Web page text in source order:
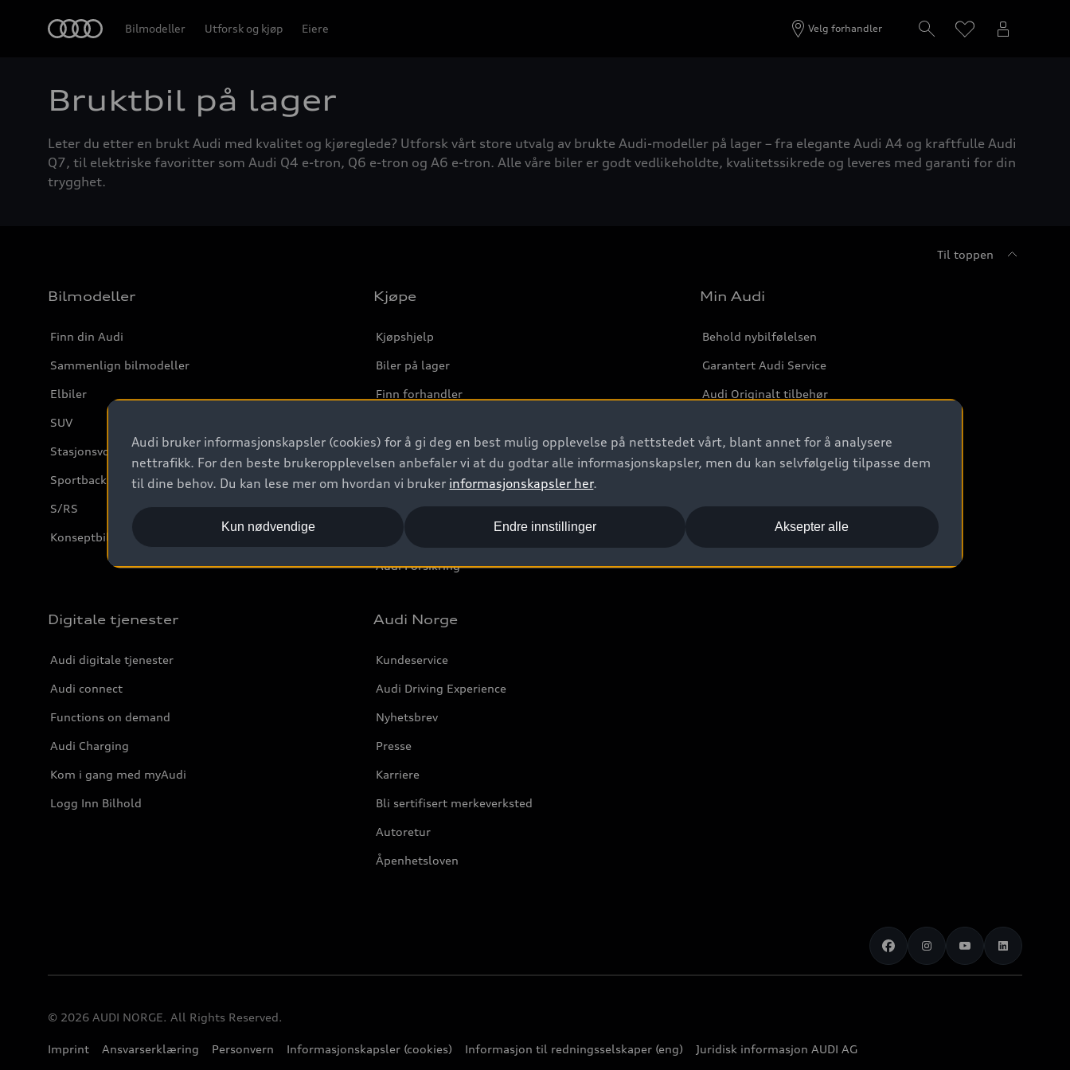
Bilmodeller Utforsk og kjøp Eiere Velg forhandler
Bruktbil på lager
Leter du etter en brukt Audi med kvalitet og kjøreglede? Utforsk vårt store utvalg av brukte Audi-modeller på lager – fra elegante Audi A4 og kraftfulle Audi
Q7, til elektriske favoritter som Audi Q4 e-tron, Q6 e-tron og A6 e-tron. Alle våre biler er godt vedlikeholdte, kvalitetssikrede og leveres med garanti for din
trygghet.
Til toppen
Bilmodeller
Finn din Audi
Sammenlign bilmodeller
Elbiler
SUV
Stasjonsvogn
Sportback
S/RS
Konseptbiler og prototyper
Kjøpe
Kjøpshjelp
Biler på lager
Finn forhandler
Kontakt forhandler
Prislister
Leasing
Bilgarantier
Audi Forsikring
Min Audi
Behold nybilfølelsen
Garantert Audi Service
Audi Originalt tilbehør
Digitale tjenester
Audi digitale tjenester
Audi connect
Functions on demand
Audi Charging
Kom i gang med myAudi
Logg Inn Bilhold
Audi Norge
Kundeservice
Audi Driving Experience
Nyhetsbrev
Presse
Karriere
Bli sertifisert merkeverksted
Autoretur
Åpenhetsloven
© 2026 AUDI NORGE. All Rights Reserved.
Imprint Ansvarserklæring Personvern Informasjonskapsler (cookies) Informasjon til redningsselskaper (eng) Juridisk informasjon AUDI AG
Audi bruker informasjonskapsler (cookies) for å gi deg en best mulig opplevelse på nettstedet vårt, blant annet for å analysere
nettrafikk. For den beste brukeropplevelsen anbefaler vi at du godtar alle informasjonskapsler, men du kan selvfølgelig tilpasse dem
til dine behov. Du kan lese mer om hvordan vi bruker informasjonskapsler her.
Aksepter alle
Kun nødvendige Endre innstillinger